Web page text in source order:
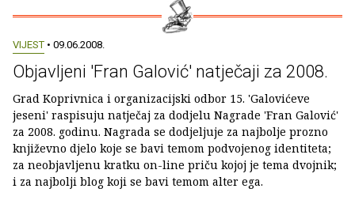
VIJEST • 09.06.2008.
Objavljeni 'Fran Galović' natječaji za 2008.
Grad Koprivnica i organizacijski odbor 15. 'Galovićeve
jeseni' raspisuju natječaj za dodjelu Nagrade 'Fran Galović'
za 2008. godinu. Nagrada se dodjeljuje za najbolje prozno
književno djelo koje se bavi temom podvojenog identiteta;
za neobjavljenu kratku on-line priču kojoj je tema dvojnik;
i za najbolji blog koji se bavi temom alter ega.